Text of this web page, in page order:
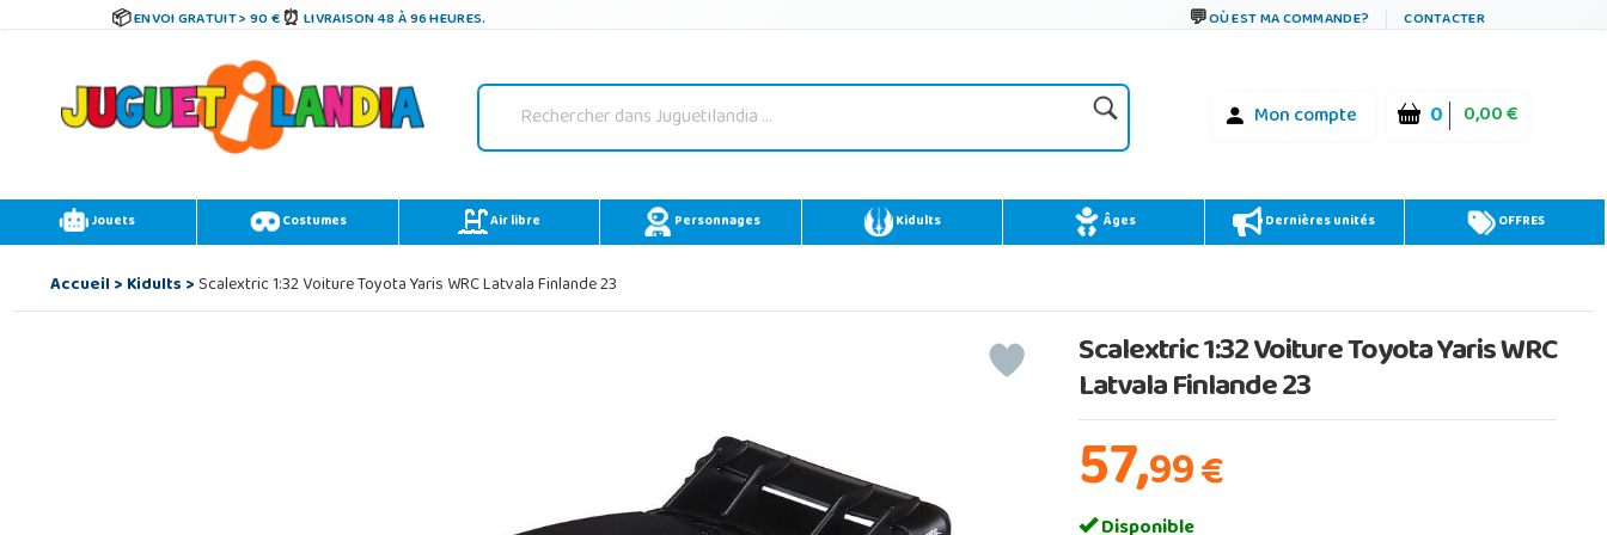
ENVOI GRATUIT > 90 € LIVRAISON 48 À 96 HEURES. OÙ EST MA COMMANDE? CONTACTER
Mon compte 0 0,00 €
Jouets Costumes Air libre Personnages Kidults Âges Dernières unités OFFRES
Accueil>Kidults>Scalextric 1:32 Voiture Toyota Yaris WRC Latvala Finlande 23
Scalextric 1:32 Voiture Toyota Yaris WRC
Latvala Finlande 23
57,99€